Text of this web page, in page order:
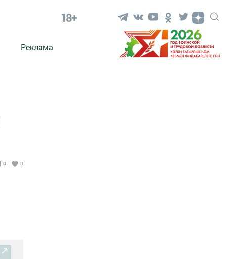
18+
Реклама
0 0